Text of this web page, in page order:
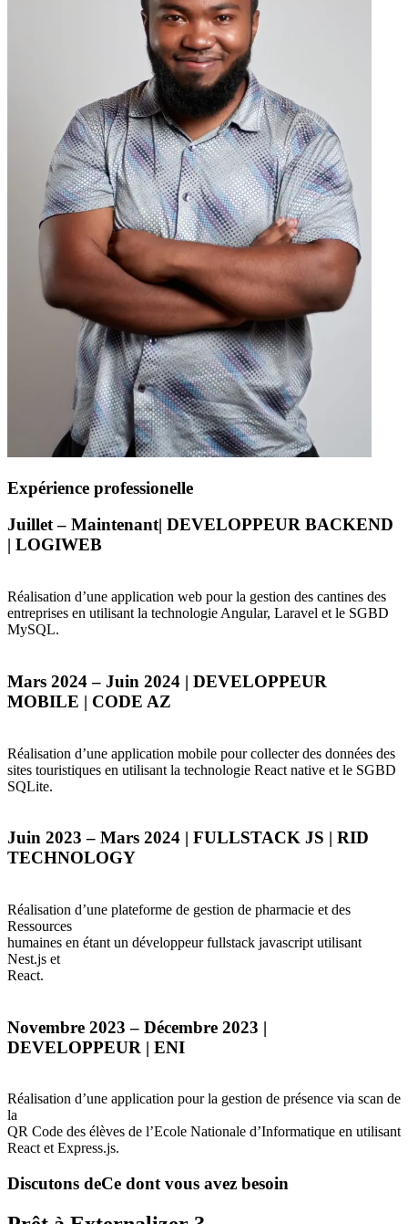
Expérience professionelle
Juillet – Maintenant| DEVELOPPEUR BACKEND
| LOGIWEB
Réalisation d’une application web pour la gestion des cantines des
entreprises en utilisant la technologie Angular, Laravel et le SGBD
MySQL.
Mars 2024 – Juin 2024 | DEVELOPPEUR
MOBILE | CODE AZ
Réalisation d’une application mobile pour collecter des données des
sites touristiques en utilisant la technologie React native et le SGBD
SQLite.
Juin 2023 – Mars 2024 | FULLSTACK JS | RID
TECHNOLOGY
Réalisation d’une plateforme de gestion de pharmacie et des
Ressources
humaines en étant un développeur fullstack javascript utilisant
Nest.js et
React.
Novembre 2023 – Décembre 2023 |
DEVELOPPEUR | ENI
Réalisation d’une application pour la gestion de présence via scan de
la
QR Code des élèves de l’Ecole Nationale d’Informatique en utilisant
React et Express.js.
Discutons deCe dont vous avez besoin